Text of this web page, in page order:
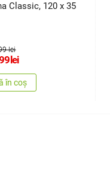
Classic, 120 x 35
lei
lei
în coș